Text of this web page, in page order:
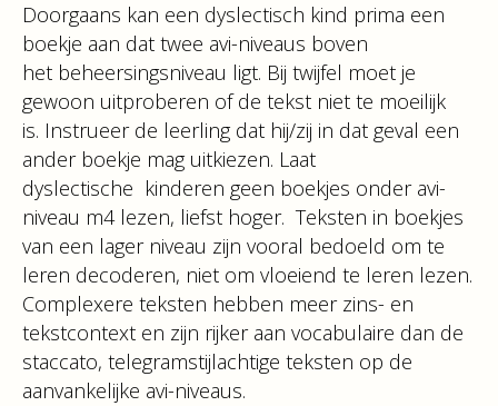
Doorgaans kan een dyslectisch kind prima een
boekje aan dat twee avi-niveaus boven
het beheersingsniveau ligt. Bij twijfel moet je
gewoon uitproberen of de tekst niet te moeilijk
is. Instrueer de leerling dat hij/zij in dat geval een
ander boekje mag uitkiezen. Laat
dyslectische kinderen geen boekjes onder avi-
niveau m4 lezen, liefst hoger. Teksten in boekjes
van een lager niveau zijn vooral bedoeld om te
leren decoderen, niet om vloeiend te leren lezen.
Complexere teksten hebben meer zins- en
tekstcontext en zijn rijker aan vocabulaire dan de
staccato, telegramstijlachtige teksten op de
aanvankelijke avi-niveaus.